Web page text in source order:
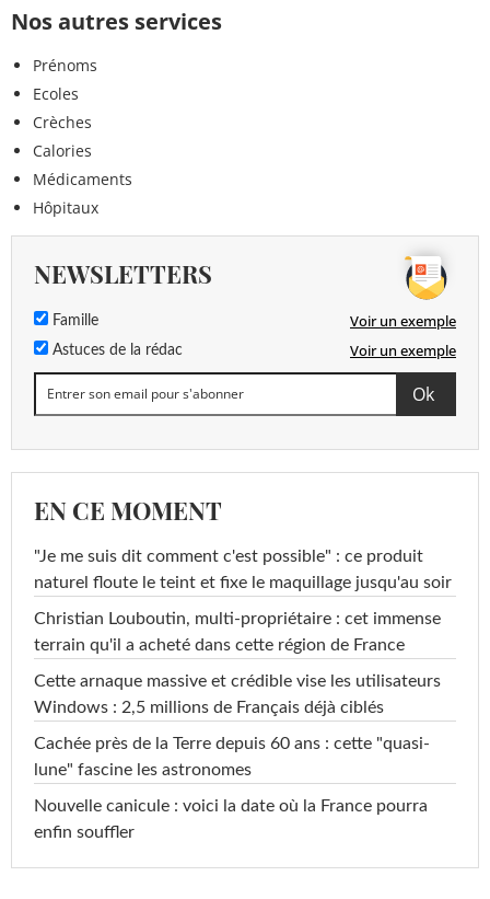
Nos autres services
Prénoms
Ecoles
Crèches
Calories
Médicaments
Hôpitaux
NEWSLETTERS
Famille Voir un exemple
Astuces de la rédac Voir un exemple
EN CE MOMENT
"Je me suis dit comment c'est possible" : ce produit
naturel floute le teint et fixe le maquillage jusqu'au soir
Christian Louboutin, multi-propriétaire : cet immense
terrain qu'il a acheté dans cette région de France
Cette arnaque massive et crédible vise les utilisateurs
Windows : 2,5 millions de Français déjà ciblés
Cachée près de la Terre depuis 60 ans : cette "quasi-
lune" fascine les astronomes
Nouvelle canicule : voici la date où la France pourra
enfin souffler